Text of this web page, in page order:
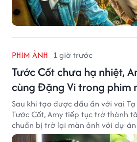
PHIM ẢNH 1 giờ trước
Tước Cốt chưa hạ nhiệt,
cùng Đặng Vi trong phim
Sau khi tạo được dấu ấn với vai
Tước Cốt, Amy tiếp tục trở thành
chuẩn bị trở lại màn ảnh với dự
Phổ.